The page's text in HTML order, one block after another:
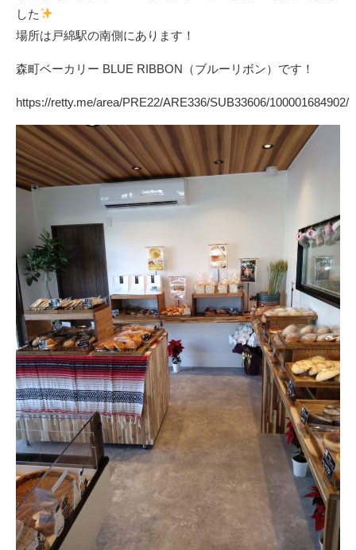
した
場所は戸綿駅の南側にあります！
森町ベーカリー BLUE RIBBON（ブルーリボン）です！
https://retty.me/area/PRE22/ARE336/SUB33606/100001684902/